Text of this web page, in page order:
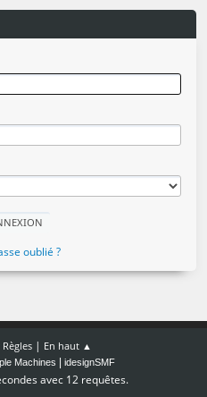
oublié ?
| En haut ▲
Machines idesignSMF
avec 12 requêtes.